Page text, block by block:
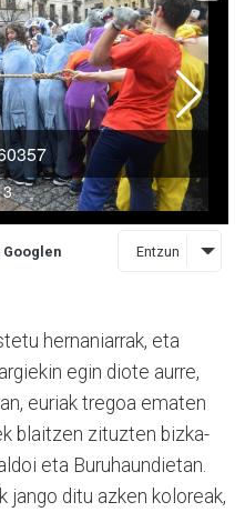
Googlen Entzun
hernaniarrak, eta
egin diote aurre,
euriak tregoa ematen
blaitzen zituzten bizka­
eta Buruhaundietan.
jango ditu azken koloreak,